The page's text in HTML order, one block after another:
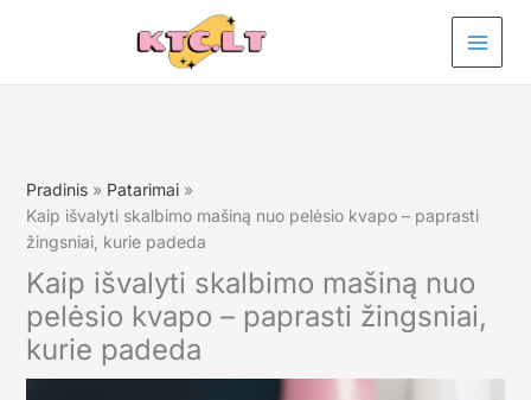
Pradinis
Patarimai
Kaip išvalyti skalbimo mašiną nuo pelėsio kvapo – paprasti
žingsniai, kurie padeda
Kaip išvalyti skalbimo mašiną nuo
pelėsio kvapo – paprasti žingsniai,
kurie padeda